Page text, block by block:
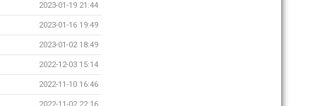
2023-01-19 21:44
2023-01-16 19:49
2023-01-02 18:49
2022-12-03 15:14
2022-11-10 16:46